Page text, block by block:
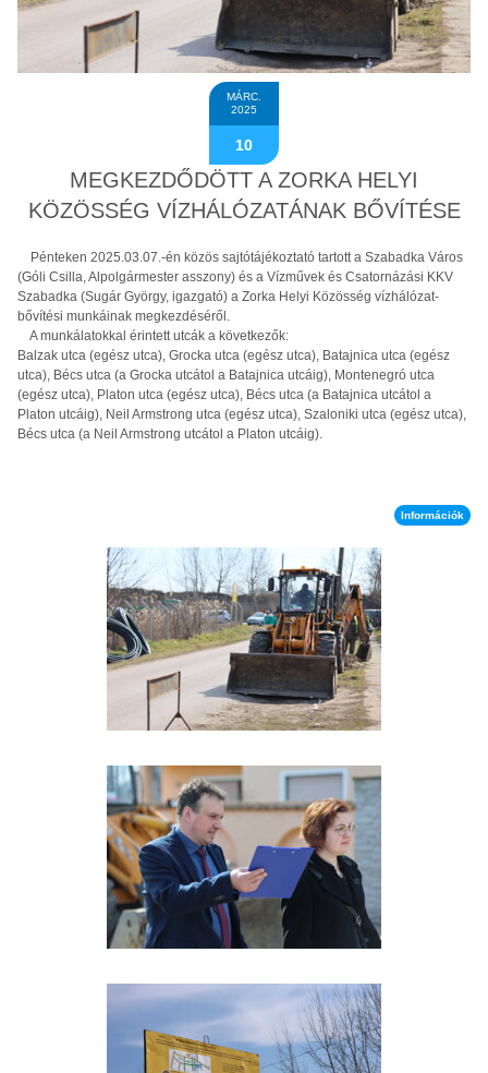
MÁRC.
2025
10
MEGKEZDŐDÖTT A ZORKA HELYI
KÖZÖSSÉG VÍZHÁLÓZATÁNAK BŐVÍTÉSE
Pénteken 2025.03.07.-én közös sajtótájékoztató tartott a Szabadka Város
(Góli Csilla, Alpolgármester asszony) és a Vízművek és Csatornázási KKV
Szabadka (Sugár György, igazgató) a Zorka Helyi Közösség vízhálózat-
bővítési munkáinak megkezdéséről.
A munkálatokkal érintett utcák a következők:
Balzak utca (egész utca), Grocka utca (egész utca), Batajnica utca (egész
utca), Bécs utca (a Grocka utcátol a Batajnica utcáig), Montenegró utca
(egész utca), Platon utca (egész utca), Bécs utca (a Batajnica utcátol a
Platon utcáig), Neil Armstrong utca (egész utca), Szaloniki utca (egész utca),
Bécs utca (a Neil Armstrong utcátol a Platon utcáig).
Információk